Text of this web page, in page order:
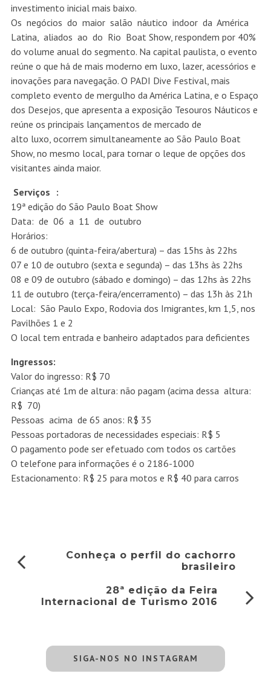
investimento inicial mais baixo.
Os negócios do maior salão náutico indoor da América
Latina, aliados ao do Rio Boat Show, respondem por 40%
do volume anual do segmento. Na capital paulista, o evento
reúne o que há de mais moderno em luxo, lazer, acessórios e
inovações para navegação. O PADI Dive Festival, mais
completo evento de mergulho da América Latina, e o Espaço
dos Desejos, que apresenta a exposição Tesouros Náuticos e
reúne os principais lançamentos de mercado de
alto luxo, ocorrem simultaneamente ao São Paulo Boat
Show, no mesmo local, para tornar o leque de opções dos
visitantes ainda maior.
Serviços :
19ª edição do São Paulo Boat Show
Data: de 06 a 11 de outubro
Horários:
6 de outubro (quinta-feira/abertura) – das 15hs às 22hs
07 e 10 de outubro (sexta e segunda) – das 13hs às 22hs
08 e 09 de outubro (sábado e domingo) – das 12hs às 22hs
11 de outubro (terça-feira/encerramento) – das 13h às 21h
Local: São Paulo Expo, Rodovia dos Imigrantes, km 1,5, nos
Pavilhões 1 e 2
O local tem entrada e banheiro adaptados para deficientes
Ingressos:
Valor do ingresso: R$ 70
Crianças até 1m de altura: não pagam (acima dessa altura:
R$ 70)
Pessoas acima de 65 anos: R$ 35
Pessoas portadoras de necessidades especiais: R$ 5
O pagamento pode ser efetuado com todos os cartões
O telefone para informações é o 2186-1000
Estacionamento: R$ 25 para motos e R$ 40 para carros
Conheça o perfil do cachorro
brasileiro
28ª edição da Feira
Internacional de Turismo 2016
SIGA-NOS NO INSTAGRAM